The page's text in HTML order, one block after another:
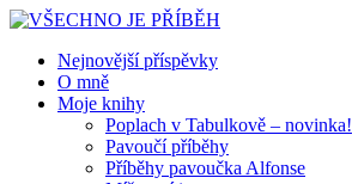
Nejnovější příspěvky
O mně
Moje knihy
Poplach v Tabulkově – novinka!
Pavoučí příběhy
Příběhy pavoučka Alfonse